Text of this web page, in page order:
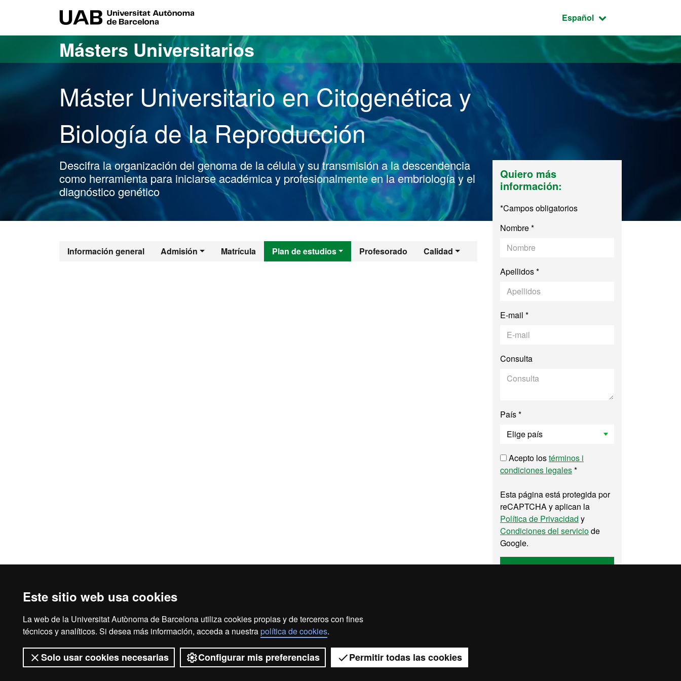
Este sitio web usa cookies
La web de la Universitat Autònoma de Barcelona utiliza cookies propias y de terceros con fines
técnicos y analíticos. Si desea más información, acceda a nuestrapolítica de cookies.
Solo usar cookies necesarias Configurar mis preferencias Permitir todas las cookies
Idioma seleccionado:
Español
Másters Universitarios
Máster Universitario en Citogenética y
Biología de la Reproducción
Descifra la organización del genoma de la célula y su transmisión a la descendencia
como herramienta para iniciarse académica y profesionalmente en la embriología y el
diagnóstico genético
Información general Admisión Matrícula Plan de estudios Profesorado Calidad
Máster Oficial - Citogenética y Biología de la
Quiero más
información:
*Campos obligatorios
Nombre *
Apellidos *
E-mail *
Consulta
País *
Acepto lostérminos i
condiciones legales*
Esta página está protegida por
reCAPTCHA y aplican la
Política de Privacidad y
Condiciones del serviciode
Google.
Enviar
Aviso legal Protección de datos Sobre el web Accesibilidad web
2026 Universitat Autònoma de Barcelona